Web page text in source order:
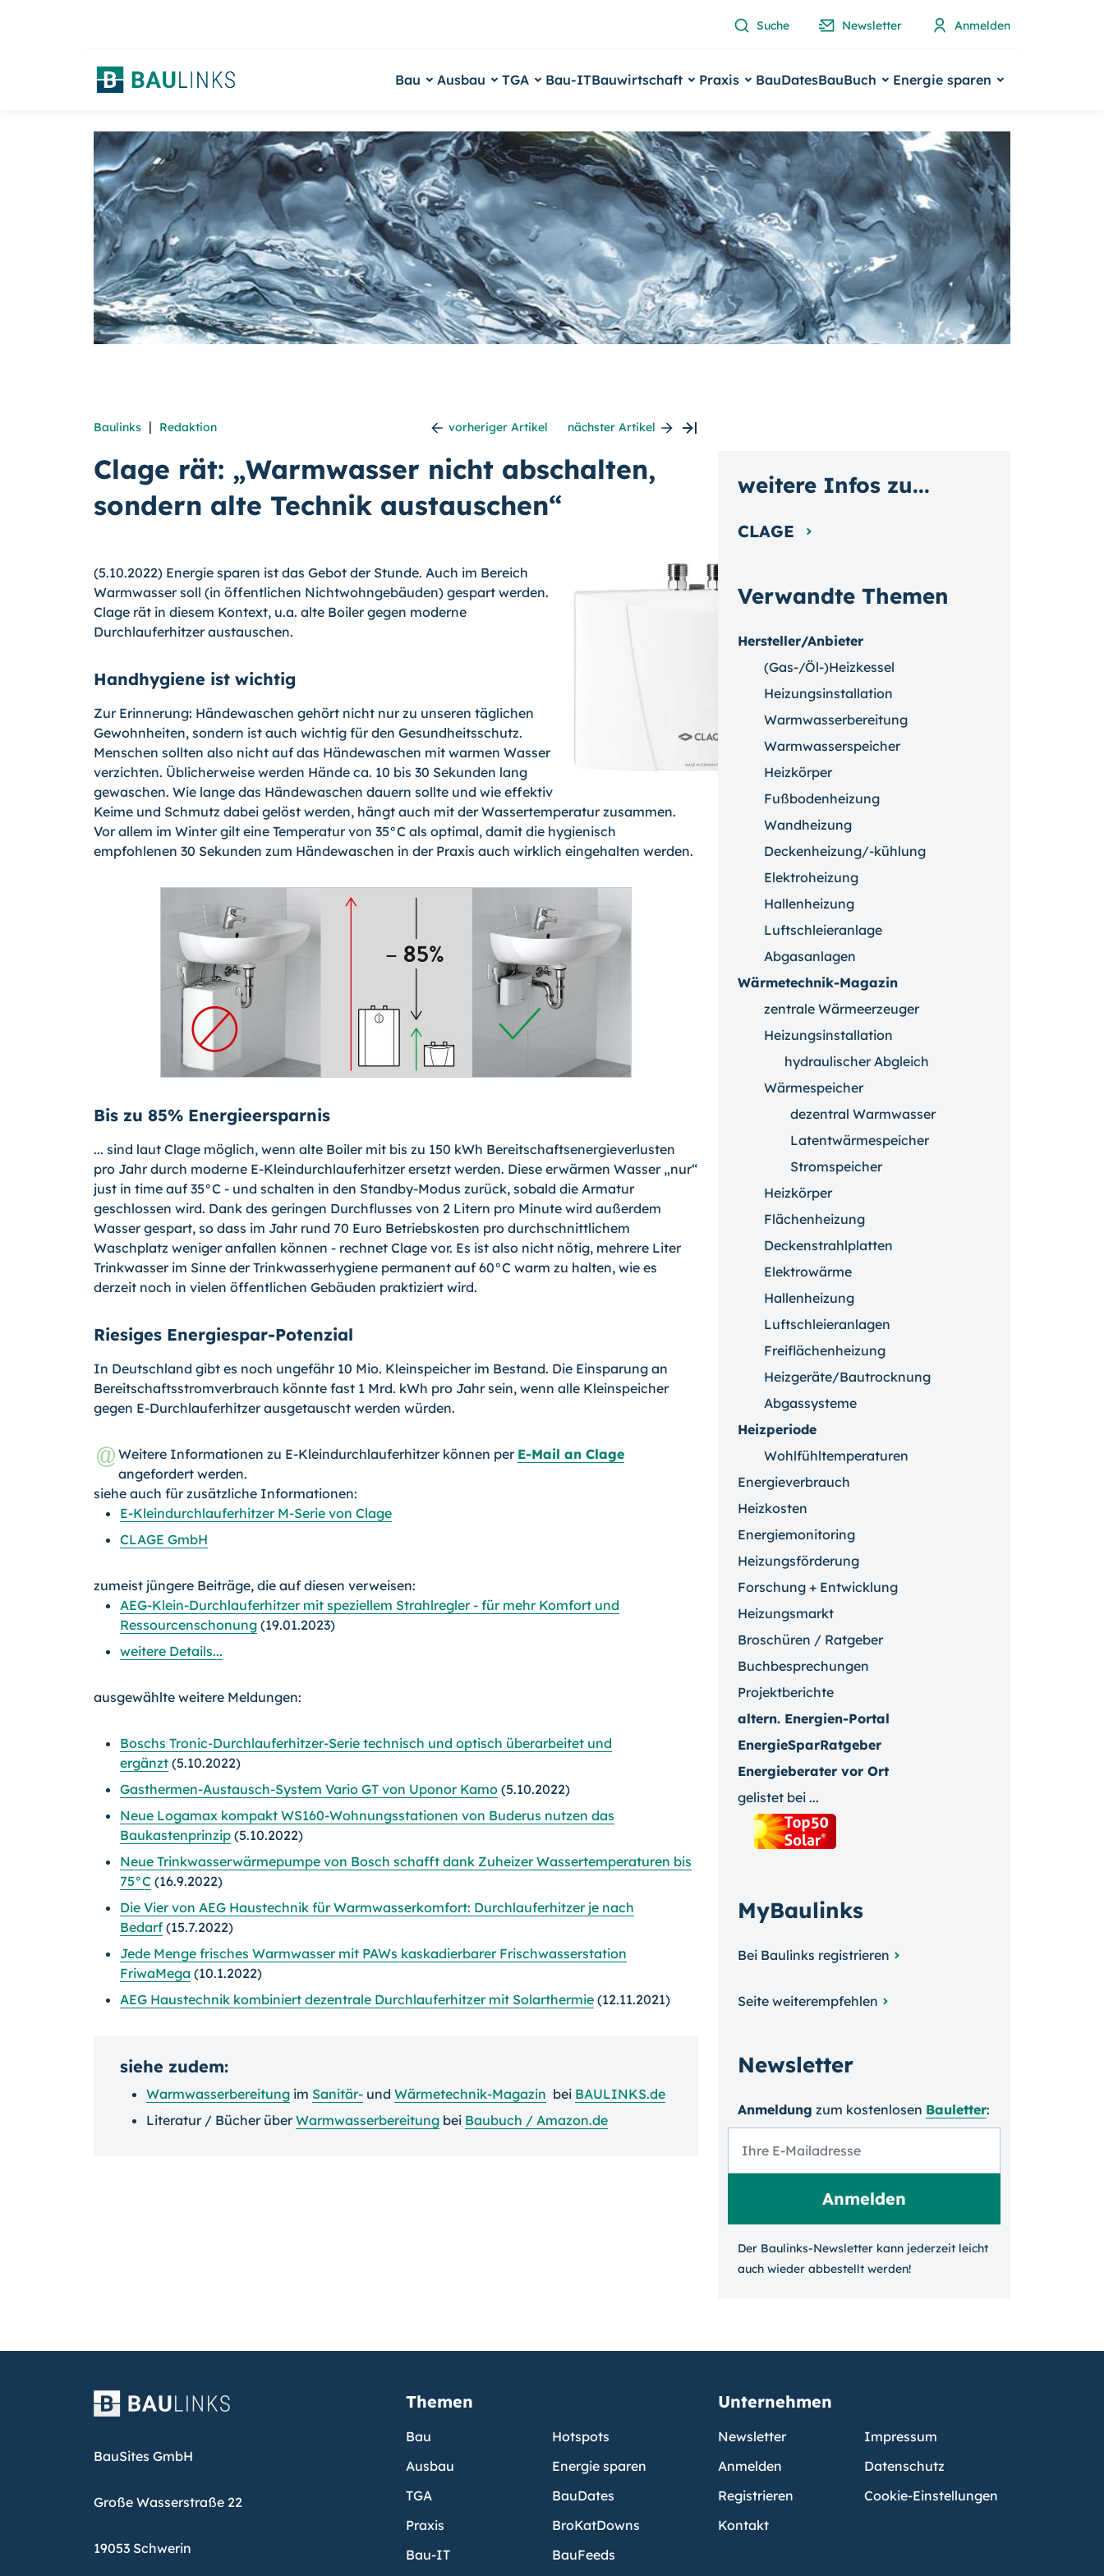
Suche Newsletter Anmelden
Bau Ausbau TGA Bau-ITBauwirtschaft Praxis BauDatesBauBuch Energie sparen
Baulinks | Redaktion vorheriger Artikel nächster Artikel
Clage rät: „Warmwasser nicht abschalten,
sondern alte Technik austauschen“
(5.10.2022) Energie sparen ist das Gebot der Stunde. Auch im Bereich
Warmwasser soll (in öffentlichen Nichtwohngebäuden) gespart werden.
Clage rät in diesem Kontext, u.a. alte Boiler gegen moderne
Durchlauferhitzer austauschen.
Handhygiene ist wichtig
Zur Erinnerung: Händewaschen gehört nicht nur zu unseren täglichen
Gewohnheiten, sondern ist auch wichtig für den Gesundheitsschutz.
Menschen sollten also nicht auf das Händewaschen mit warmen Wasser
verzichten. Üblicherweise werden Hände ca. 10 bis 30 Sekunden lang
gewaschen. Wie lange das Händewaschen dauern sollte und wie effektiv
Keime und Schmutz dabei gelöst werden, hängt auch mit der Wassertemperatur zusammen.
Vor allem im Winter gilt eine Temperatur von 35°C als optimal, damit die hygienisch
empfohlenen 30 Sekunden zum Händewaschen in der Praxis auch wirklich eingehalten werden.
Bis zu 85% Energieersparnis
... sind laut Clage möglich, wenn alte Boiler mit bis zu 150 kWh Bereitschaftsenergieverlusten
pro Jahr durch moderne E-Kleindurchlauferhitzer ersetzt werden. Diese erwärmen Wasser „nur“
just in time auf 35°C - und schalten in den Standby-Modus zurück, sobald die Armatur
geschlossen wird. Dank des geringen Durchflusses von 2 Litern pro Minute wird außerdem
Wasser gespart, so dass im Jahr rund 70 Euro Betriebskosten pro durchschnittlichem
Waschplatz weniger anfallen können - rechnet Clage vor. Es ist also nicht nötig, mehrere Liter
Trinkwasser im Sinne der Trinkwasserhygiene permanent auf 60°C warm zu halten, wie es
derzeit noch in vielen öffentlichen Gebäuden praktiziert wird.
Riesiges Energiespar-Potenzial
In Deutschland gibt es noch ungefähr 10 Mio. Kleinspeicher im Bestand. Die Einsparung an
Bereitschaftsstromverbrauch könnte fast 1 Mrd. kWh pro Jahr sein, wenn alle Kleinspeicher
gegen E-Durchlauferhitzer ausgetauscht werden würden.
Weitere Informationen zu E-Kleindurchlauferhitzer können per E-Mail an Clage
angefordert werden.
siehe auch für zusätzliche Informationen:
E-Kleindurchlauferhitzer M-Serie von Clage
CLAGE GmbH
zumeist jüngere Beiträge, die auf diesen verweisen:
AEG-Klein-Durchlauferhitzer mit speziellem Strahlregler - für mehr Komfort und
Ressourcenschonung (19.01.2023)
weitere Details...
ausgewählte weitere Meldungen:
Boschs Tronic-Durchlauferhitzer-Serie technisch und optisch überarbeitet und
ergänzt (5.10.2022)
Gasthermen-Austausch-System Vario GT von Uponor Kamo (5.10.2022)
Neue Logamax kompakt WS160-Wohnungsstationen von Buderus nutzen das
Baukastenprinzip (5.10.2022)
Neue Trinkwasserwärmepumpe von Bosch schafft dank Zuheizer Wassertemperaturen bis
75°C (16.9.2022)
Die Vier von AEG Haustechnik für Warmwasserkomfort: Durchlauferhitzer je nach
Bedarf (15.7.2022)
Jede Menge frisches Warmwasser mit PAWs kaskadierbarer Frischwasserstation
FriwaMega (10.1.2022)
AEG Haustechnik kombiniert dezentrale Durchlauferhitzer mit Solarthermie (12.11.2021)
siehe zudem:
Warmwasserbereitung im Sanitär- und Wärmetechnik-Magazin bei BAULINKS.de
Literatur / Bücher überWarmwasserbereitung bei Baubuch / Amazon.de
Verwandte Themen
Hersteller/Anbieter
(Gas-/Öl-)Heizkessel
Heizungsinstallation
Warmwasserbereitung
Warmwasserspeicher
Heizkörper
Fußbodenheizung
Wandheizung
Deckenheizung/-kühlung
Elektroheizung
Hallenheizung
Luftschleieranlage
Abgasanlagen
Wärmetechnik-Magazin
zentrale Wärmeerzeuger
Heizungsinstallation
hydraulischer Abgleich
Wärmespeicher
dezentral Warmwasser
Latentwärmespeicher
Stromspeicher
Heizkörper
Flächenheizung
Deckenstrahlplatten
Elektrowärme
Hallenheizung
Luftschleieranlagen
Freiflächenheizung
Heizgeräte/Bautrocknung
Abgassysteme
Heizperiode
Wohlfühltemperaturen
Energieverbrauch
Heizkosten
Energiemonitoring
Heizungsförderung
Forschung + Entwicklung
Heizungsmarkt
Broschüren / Ratgeber
Buchbesprechungen
Projektberichte
altern. Energien-Portal
EnergieSparRatgeber
Energieberater vor Ort
gelistet bei ...
MyBaulinks
Bei Baulinks registrieren
Seite weiterempfehlen
Newsletter
Anmeldung zum kosten­losen Bauletter:
Der Baulinks-Newsletter kann jeder­zeit leicht
auch wieder ab­bestellt werden!
weitere Infos zu...
CLAGE
BauSites GmbH
Große Wasserstraße 22
19053 Schwerin
Themen
Bau
Ausbau
TGA
Praxis
Bau-IT
Hotspots
Energie sparen
BauDates
BroKatDowns
BauFeeds
Unternehmen
Newsletter
Anmelden
Registrieren
Kontakt
Impressum
Datenschutz
Cookie-Einstellungen